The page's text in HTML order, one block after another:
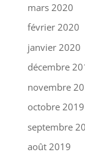
mars 2020
février 2020
janvier 2020
décembre
novembre
octobre 2019
septembre
août 2019